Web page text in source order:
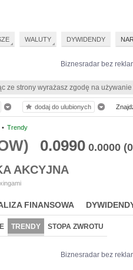
Biznesradar bez
ze strony wyrażasz zgodę na
• Trendy
0.0990 0.0000
AKCYJNA
FINANSOWA
TRENDY STOPA ZWROTU
Biznesradar bez
dodaj do ulubionych
WALUTY DYWIDENDY